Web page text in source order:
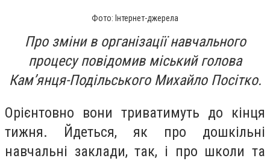
Фото: Інтернет-джерела
Про зміни в організації навчального
процесу повідомив міський голова
Кам’янця-Подільського Михайло Посітко.
Орієнтовно вони триватимуть до кінця
тижня. Йдеться, як про дошкільні
навчальні заклади, так, і про школи та